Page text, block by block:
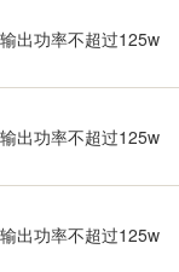
出功率不超过125w
出功率不超过125w
出功率不超过125w